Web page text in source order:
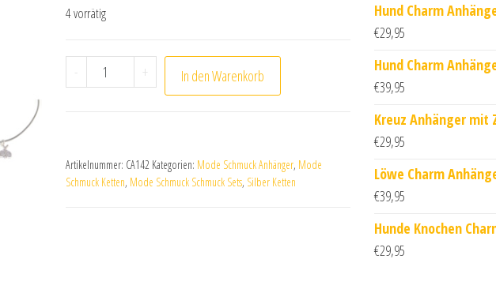
4 vorrätig
- Tennisschläger Anhänger mit Kette 42cm + 5cm Menge
+ In den Warenkorb
Artikelnummer: CA142 Kategorien: Mode Schmuck Anhänger, Mode
Schmuck Ketten, Mode Schmuck Schmuck Sets, Silber Ketten
Hund Charm
€29,95
Hund Charm
€39,95
Kreuz Anhänger mit
€29,95
Löwe Charm
€39,95
Hunde Knochen
€29,95